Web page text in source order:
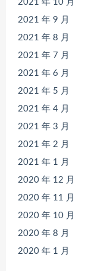
2021 年 10 月
2021 年 9 月
2021 年 8 月
2021 年 7 月
2021 年 6 月
2021 年 5 月
2021 年 4 月
2021 年 3 月
2021 年 2 月
2021 年 1 月
2020 年 12 月
2020 年 11 月
2020 年 10 月
2020 年 8 月
2020 年 1 月